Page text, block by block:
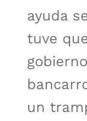
ayuda
tuve
un